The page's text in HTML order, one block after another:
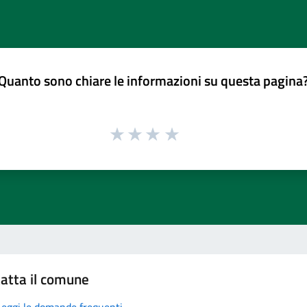
sono chiare le informazioni su questa
il comune